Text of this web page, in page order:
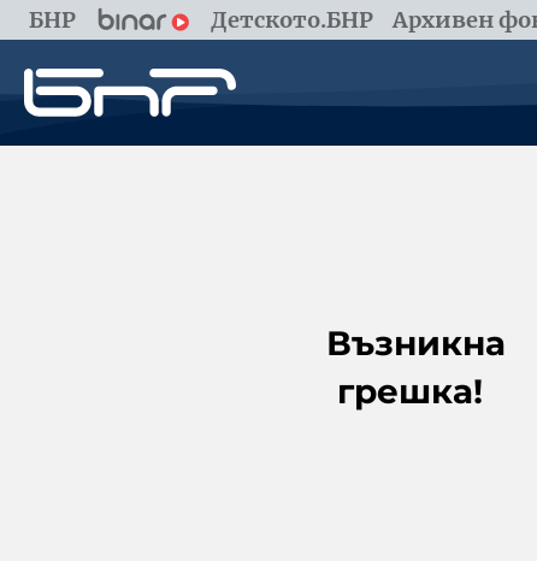
БНР Детското.БНР Архивен
Възникна
грешка!